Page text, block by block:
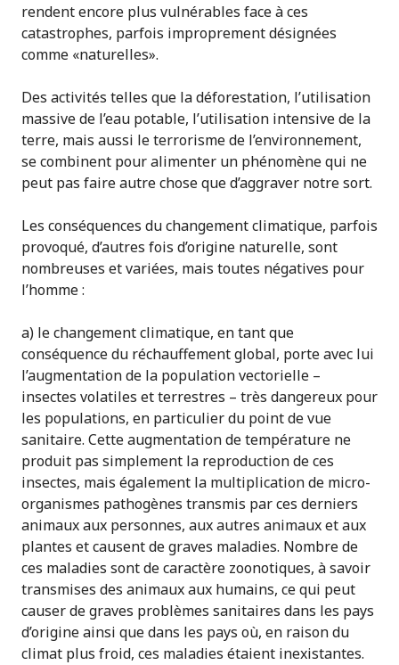
rendent encore plus vulnérables face à ces
catastrophes, parfois improprement désignées
comme «naturelles».
Des activités telles que la déforestation, l’utilisation
massive de l’eau potable, l’utilisation intensive de la
terre, mais aussi le terrorisme de l’environnement,
se combinent pour alimenter un phénomène qui ne
peut pas faire autre chose que d’aggraver notre sort.
Les conséquences du changement climatique, parfois
provoqué, d’autres fois d’origine naturelle, sont
nombreuses et variées, mais toutes négatives pour
l’homme :
a) le changement climatique, en tant que
conséquence du réchauffement global, porte avec lui
l’augmentation de la population vectorielle –
insectes volatiles et terrestres – très dangereux pour
les populations, en particulier du point de vue
sanitaire. Cette augmentation de température ne
produit pas simplement la reproduction de ces
insectes, mais également la multiplication de micro-
organismes pathogènes transmis par ces derniers
animaux aux personnes, aux autres animaux et aux
plantes et causent de graves maladies. Nombre de
ces maladies sont de caractère zoonotiques, à savoir
transmises des animaux aux humains, ce qui peut
causer de graves problèmes sanitaires dans les pays
d’origine ainsi que dans les pays où, en raison du
climat plus froid, ces maladies étaient inexistantes.